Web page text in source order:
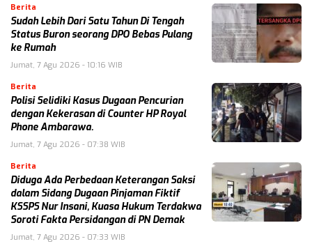
Berita
Sudah Lebih Dari Satu Tahun Di Tengah
Status Buron seorang DPO Bebas Pulang
ke Rumah
Jumat, 7 Agu 2026 - 10:16 WIB
Berita
Polisi Selidiki Kasus Dugaan Pencurian
dengan Kekerasan di Counter HP Royal
Phone Ambarawa.
Jumat, 7 Agu 2026 - 07:38 WIB
Berita
Diduga Ada Perbedaan Keterangan Saksi
dalam Sidang Dugaan Pinjaman Fiktif
KSSPS Nur Insani, Kuasa Hukum Terdakwa
Soroti Fakta Persidangan di PN Demak
Jumat, 7 Agu 2026 - 07:33 WIB